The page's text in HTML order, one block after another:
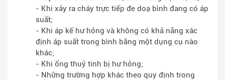
- Khi xảy ra cháy trực tiếp đe doạ bình đang có áp
suất;
- Khi áp kế hư hỏng và không có khả năng xác
định áp suất trong bình bằng một dụng cụ nào
khác;
- Khi ống thuỷ tinh bị hư hỏng;
- Những trường hợp khác theo quy định trong